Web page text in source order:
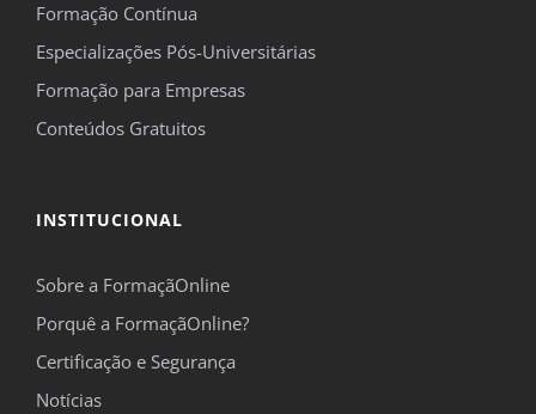
Formação Contínua
Especializações Pós-Universitárias
Formação para Empresas
Conteúdos Gratuitos
INSTITUCIONAL
Sobre a FormaçãOnline
Porquê a FormaçãOnline?
Certificação e Segurança
Notícias